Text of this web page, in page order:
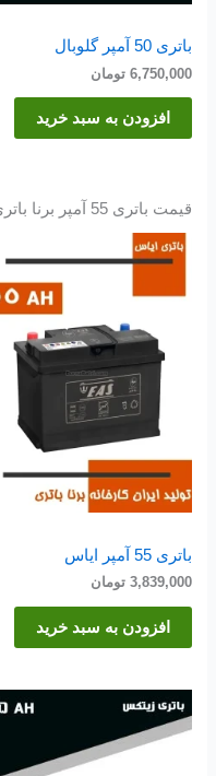
باتری 50 آمپر گلوبال
6,750,000 تومان
افزودن به سبد خرید
قیمت باتری 55 آمپر برنا باتری
باتری 55 آمپر ایاس
3,839,000 تومان
افزودن به سبد خرید